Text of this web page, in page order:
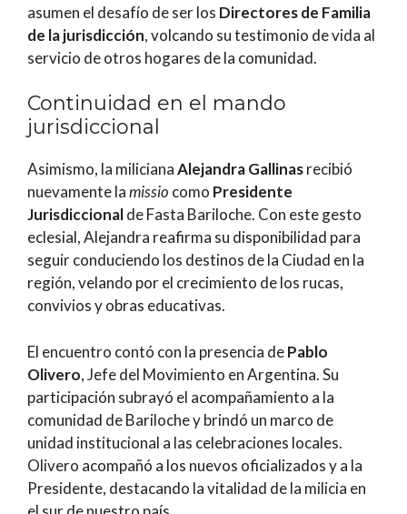
asumen el desafío de ser los Directores de Familia
de la jurisdicción, volcando su testimonio de vida al
servicio de otros hogares de la comunidad.
Continuidad en el mando
jurisdiccional
Asimismo, la milicianaAlejandra Gallinasrecibió
nuevamente lamissio como Presidente
Jurisdiccionalde Fasta Bariloche. Con este gesto
eclesial, Alejandra reafirma su disponibilidad para
seguir conduciendo los destinos de la Ciudad en la
región, velando por el crecimiento de los rucas,
convivios y obras educativas.
El encuentro contó con la presencia dePablo
Olivero, Jefe del Movimiento en Argentina. Su
participación subrayó el acompañamiento a la
comunidad de Bariloche y brindó un marco de
unidad institucional a las celebraciones locales.
Olivero acompañó a los nuevos oficializados y a la
Presidente, destacando la vitalidad de la milicia en